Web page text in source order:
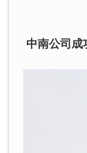
中南公司成